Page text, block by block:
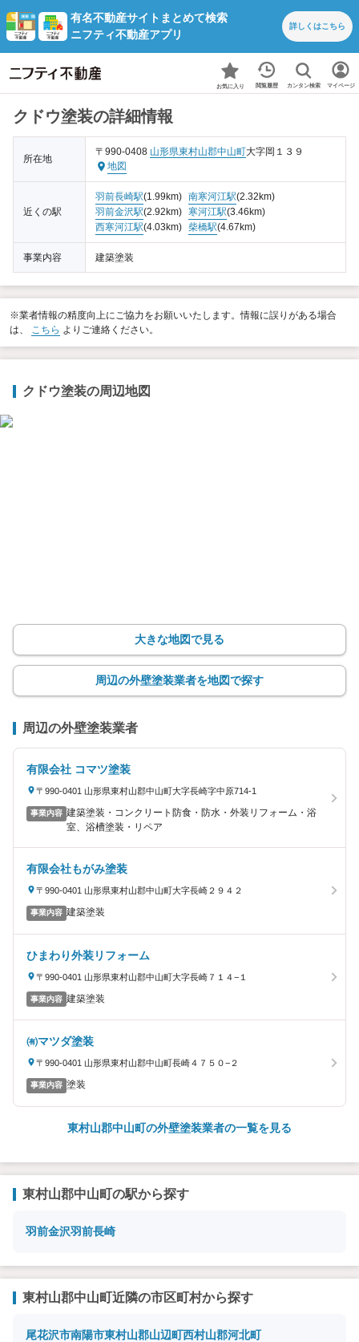
有名不動産サイトまとめて検索
ニフティ不動産アプリ
詳しくはこちら
お気に入り 閲覧履歴 カンタン検索 マイページ
クドウ塗装の詳細情報
所在地
〒990-0408 山形県東村山郡中山町大字岡１３９
地図
近くの駅
羽前長崎駅(1.99km) 南寒河江駅(2.32km)
羽前金沢駅(2.92km) 寒河江駅(3.46km)
西寒河江駅(4.03km) 柴橋駅(4.67km)
事業内容 建築塗装
※業者情報の精度向上にご協力をお願いいたします。情報に誤りがある場合
は、 こちら よりご連絡ください。
クドウ塗装の周辺地図
大きな地図で見る
周辺の外壁塗装業者を地図で探す
周辺の外壁塗装業者
有限会社 コマツ塗装
〒990-0401 山形県東村山郡中山町大字長崎字中原714-1
事業内容 建築塗装・コンクリート防食・防水・外装リフォーム・浴
室、浴槽塗装・リペア
有限会社もがみ塗装
〒990-0401 山形県東村山郡中山町大字長崎２９４２
事業内容 建築塗装
ひまわり外装リフォーム
〒990-0401 山形県東村山郡中山町大字長崎７１４−１
事業内容 建築塗装
㈲マツダ塗装
〒990-0401 山形県東村山郡中山町長崎４７５０−２
事業内容 塗装
東村山郡中山町の外壁塗装業者の一覧を見る
東村山郡中山町の駅から探す
羽前金沢羽前長崎
東村山郡中山町近隣の市区町村から探す
尾花沢市南陽市東村山郡山辺町西村山郡河北町